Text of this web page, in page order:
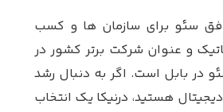
سئو برای سازمان ها و کسب
و عنوان شرکت برتر کشور در
در بابل است. اگر به دنبال رشد
هستید، درنیکا یک انتخاب